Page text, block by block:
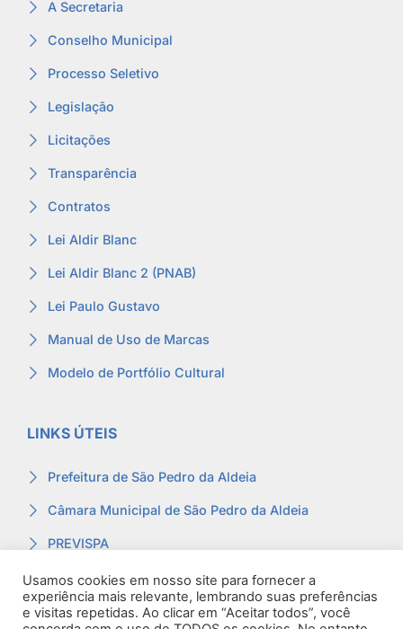
A Secretaria
Conselho Municipal
Processo Seletivo
Legislação
Licitações
Transparência
Contratos
Lei Aldir Blanc
Lei Aldir Blanc 2 (PNAB)
Lei Paulo Gustavo
Manual de Uso de Marcas
Modelo de Portfólio Cultural
LINKS ÚTEIS
Prefeitura de São Pedro da Aldeia
Câmara Municipal de São Pedro da Aldeia
PREVISPA
Ouvidoria
Contracheque
Usamos cookies em nosso site para fornecer a
experiência mais relevante, lembrando suas preferências
e visitas repetidas. Ao clicar em “Aceitar todos”, você